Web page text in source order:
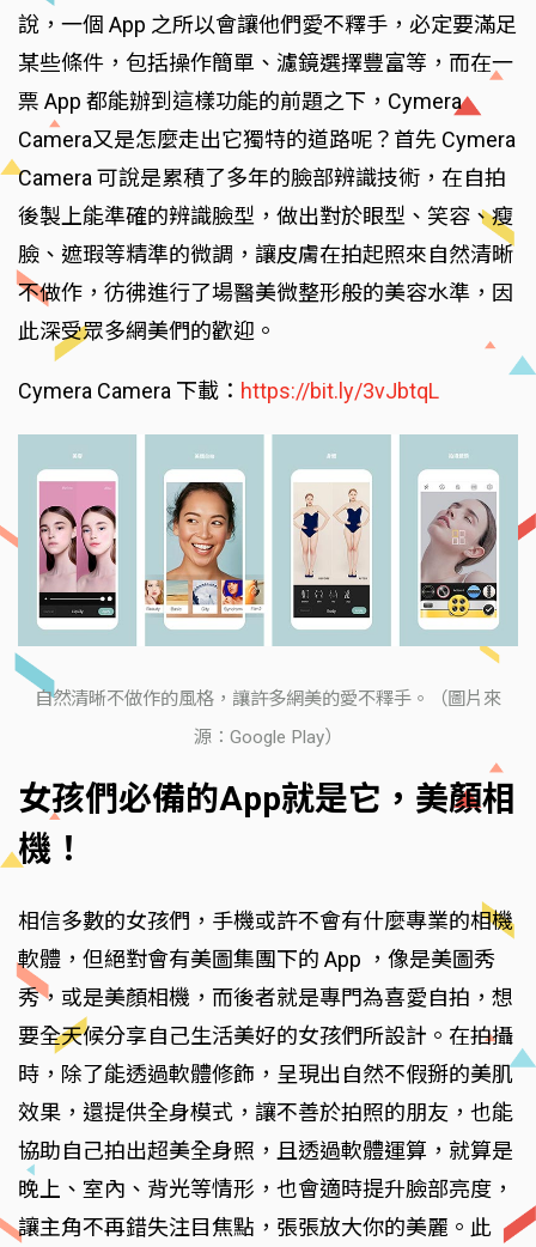
說，一個 App 之所以會讓他們愛不釋手，必定要滿足
某些條件，包括操作簡單、濾鏡選擇豐富等，而在一
票 App 都能辦到這樣功能的前題之下，Cymera
Camera又是怎麼走出它獨特的道路呢？首先 Cymera
Camera 可說是累積了多年的臉部辨識技術，在自拍
後製上能準確的辨識臉型，做出對於眼型、笑容、瘦
臉、遮瑕等精準的微調，讓皮膚在拍起照來自然清晰
不做作，彷彿進行了場醫美微整形般的美容水準，因
此深受眾多網美們的歡迎。
Cymera Camera 下載： https://bit.ly/3vJbtqL
自然清晰不做作的風格，讓許多網美的愛不釋手。（圖片來
源：Google Play）
女孩們必備的App就是它，美顏相
機！
相信多數的女孩們，手機或許不會有什麼專業的相機
軟體，但絕對會有美圖集團下的 App ，像是美圖秀
秀，或是美顏相機，而後者就是專門為喜愛自拍，想
要全天候分享自己生活美好的女孩們所設計。在拍攝
時，除了能透過軟體修飾，呈現出自然不假掰的美肌
效果，還提供全身模式，讓不善於拍照的朋友，也能
協助自己拍出超美全身照，且透過軟體運算，就算是
晚上、室內、背光等情形，也會適時提升臉部亮度，
讓主角不再錯失注目焦點，張張放大你的美麗。此